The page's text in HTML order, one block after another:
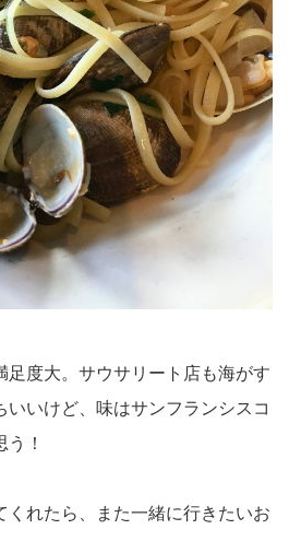
足度大。サウサリート店も海がす
いいけど、味はサンフランシスコ
！
くれたら、また一緒に行きたいお